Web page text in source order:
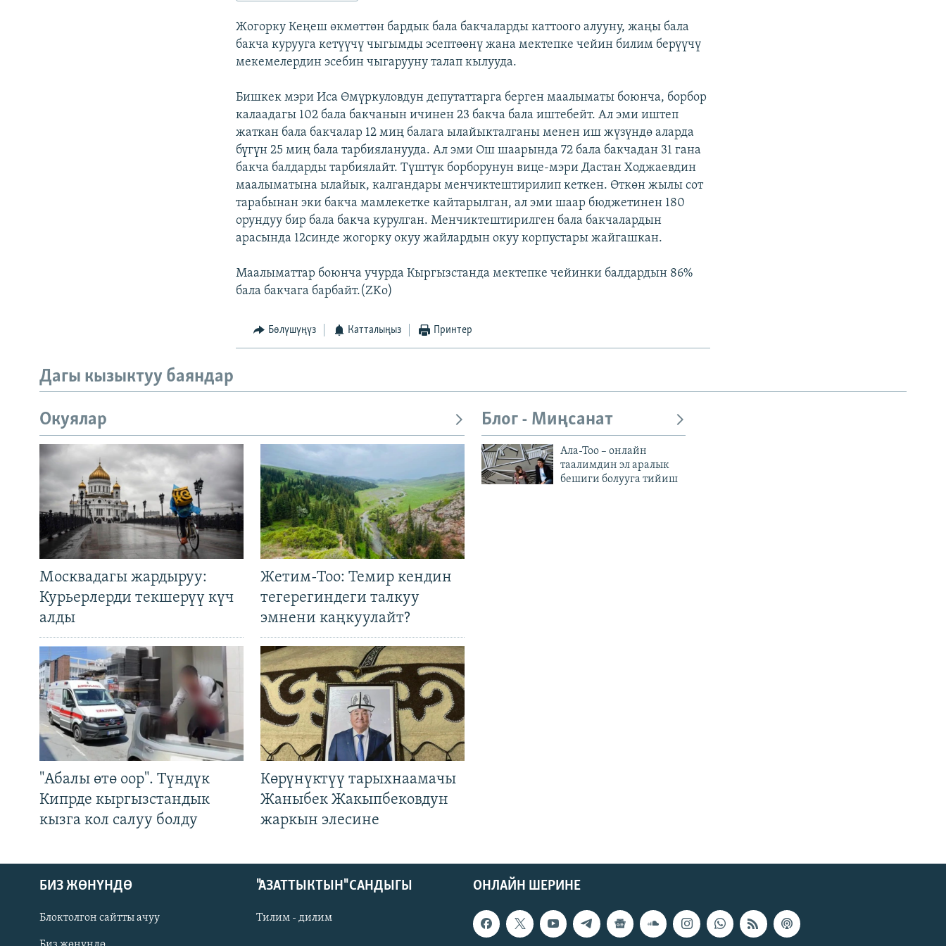
Жогорку Кеңеш өкмөттөн бардык бала бакчаларды каттоого алууну, жаңы бала
бакча курууга кетүүчү чыгымды эсептөөнү жана мектепке чейин билим берүүчү
мекемелердин эсебин чыгарууну талап кылууда.
Бишкек мэри Иса Өмүркуловдун депутаттарга берген маалыматы боюнча, борбор
калаадагы 102 бала бакчанын ичинен 23 бакча бала иштебейт. Ал эми иштеп
жаткан бала бакчалар 12 миң балага ылайыкталганы менен иш жүзүндө аларда
бүгүн 25 миң бала тарбияланууда. Ал эми Ош шаарында 72 бала бакчадан 31 гана
бакча балдарды тарбиялайт. Түштүк борборунун вице-мэри Дастан Ходжаевдин
маалыматына ылайык, калгандары менчиктештирилип кеткен. Өткөн жылы сот
тарабынан эки бакча мамлекетке кайтарылган, ал эми шаар бюджетинен 180
орундуу бир бала бакча курулган. Менчиктештирилген бала бакчалардын
арасында 12синде жогорку окуу жайлардын окуу корпустары жайгашкан.
Маалыматтар боюнча учурда Кыргызстанда мектепке чейинки балдардын 86%
бала бакчага барбайт.(ZKo)
Бөлүшүңүз Катталыңыз Принтер
Дагы кызыктуу баяндар
Окуялар
Москвадагы жардыруу:
Курьерлерди текшерүү күч
алды
Жетим-Тоо: Темир кендин
тегерегиндеги талкуу
эмнени каңкуулайт?
"Абалы өтө оор". Түндүк
Кипрде кыргызстандык
кызга кол салуу болду
Көрүнүктүү тарыхнаамачы
Жаныбек Жакыпбековдун
жаркын элесине
Блог - Миңсанат
Ала-Тоо – онлайн
таалимдин эл аралык
бешиги болууга тийиш
ОНЛАЙН ШЕРИНЕ
БИЗ ЖӨНҮНДӨ
Блоктолгон сайтты ачуу
"АЗАТТЫКТЫН" САНДЫГЫ
Тилим - дилим